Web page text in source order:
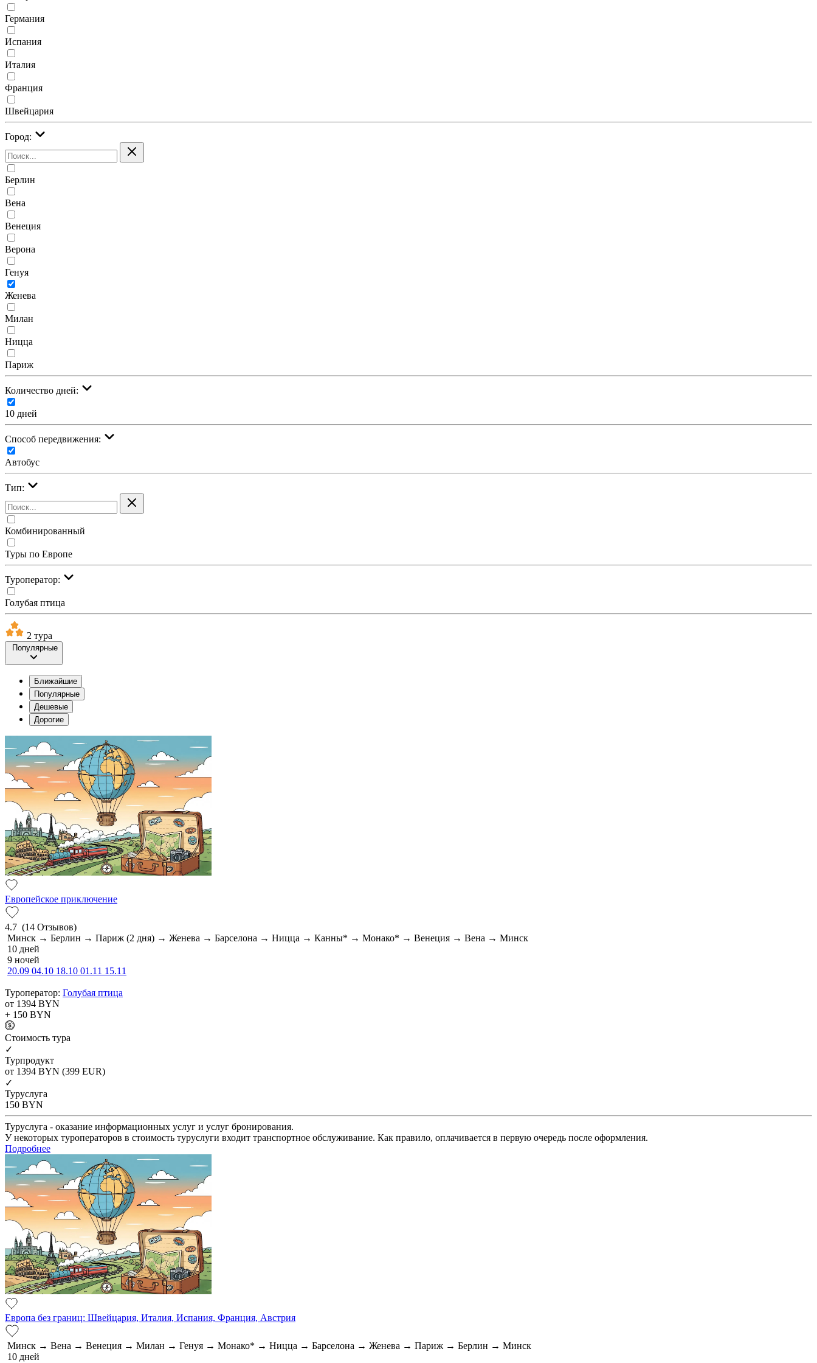
Германия
Испания
Италия
Франция
Швейцария
Город:
Берлин
Вена
Венеция
Верона
Генуя
Женева
Милан
Ницца
Париж
Количество дней:
10 дней
Cпособ передвижения:
Автобус
Тип:
Комбинированный
Туры по Европе
Туроператор:
Голубая птица
2 тура
Популярные
Ближайшие
Популярные
Дешевые
Дорогие
Европейское приключение
4.7 (14 Отзывов)
Минск → Берлин → Париж (2 дня) → Женева → Барселона → Ницца → Канны* → Монако* → Венеция → Вена → Минск
10 дней
9 ночей
20.09 04.10 18.10 01.11 15.11
Туроператор: Голубая птица
от 1394 BYN
+ 150 BYN
Cтоимость тура
✓
Турпродукт
от 1394 BYN (399 EUR)
✓
Туруслуга
150 BYN
Туруслуга - оказание информационных услуг и услуг бронирования.
У некоторых туроператоров в стоимость туруслуги входит транспортное обслуживание. Как правило, оплачивается в первую очередь после оформления.
Подробнее
Европа без границ: Швейцария, Италия, Испания, Франция, Австрия
Минск → Вена → Венеция → Милан → Генуя → Монако* → Ницца → Барселона → Женева → Париж → Берлин → Минск
10 дней